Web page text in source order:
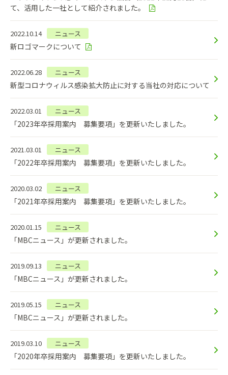
て、活用した一社として紹介されました。
2022.10.14 ニュース
新ロゴマークについて
2022.06.28 ニュース
新型コロナウィルス感染拡大防止に対する当社の対応について
2022.03.01 ニュース
「2023年卒採用案内 募集要項」を更新いたしました。
2021.03.01 ニュース
「2022年卒採用案内 募集要項」を更新いたしました。
2020.03.02 ニュース
「2021年卒採用案内 募集要項」を更新いたしました。
2020.01.15 ニュース
「MBCニュース」が更新されました。
2019.09.13 ニュース
「MBCニュース」が更新されました。
2019.05.15 ニュース
「MBCニュース」が更新されました。
2019.03.10 ニュース
「2020年卒採用案内 募集要項」を更新いたしました。